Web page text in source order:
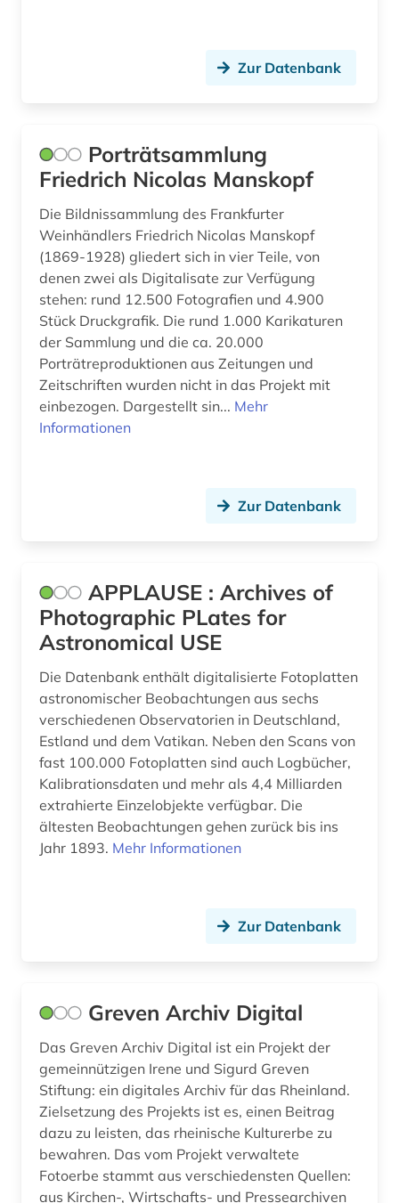
Zur Datenbank
Porträtsammlung
Friedrich Nicolas Manskopf
Die Bildnissammlung des Frankfurter
Weinhändlers Friedrich Nicolas Manskopf
(1869-1928) gliedert sich in vier Teile, von
denen zwei als Digitalisate zur Verfügung
stehen: rund 12.500 Fotografien und 4.900
Stück Druckgrafik. Die rund 1.000 Karikaturen
der Sammlung und die ca. 20.000
Porträtreproduktionen aus Zeitungen und
Zeitschriften wurden nicht in das Projekt mit
einbezogen. Dargestellt sin... Mehr
Informationen
Zur Datenbank
APPLAUSE : Archives of
Photographic PLates for
Astronomical USE
Die Datenbank enthält digitalisierte Fotoplatten
astronomischer Beobachtungen aus sechs
verschiedenen Observatorien in Deutschland,
Estland und dem Vatikan. Neben den Scans von
fast 100.000 Fotoplatten sind auch Logbücher,
Kalibrationsdaten und mehr als 4,4 Milliarden
extrahierte Einzelobjekte verfügbar. Die
ältesten Beobachtungen gehen zurück bis ins
Jahr 1893. Mehr Informationen
Zur Datenbank
Greven Archiv Digital
Das Greven Archiv Digital ist ein Projekt der
gemeinnützigen Irene und Sigurd Greven
Stiftung: ein digitales Archiv für das Rheinland.
Zielsetzung des Projekts ist es, einen Beitrag
dazu zu leisten, das rheinische Kulturerbe zu
bewahren. Das vom Projekt verwaltete
Fotoerbe stammt aus verschiedensten Quellen:
aus Kirchen-, Wirtschafts- und Pressearchiven